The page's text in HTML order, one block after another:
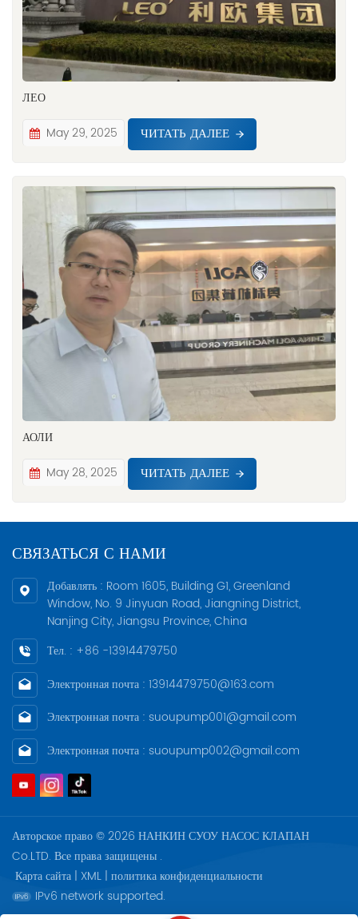
ЛЕО
May 29, 2025 ЧИТАТЬ ДАЛЕЕ
АОЛИ
May 28, 2025 ЧИТАТЬ ДАЛЕЕ
СВЯЗАТЬСЯ С НАМИ
Добавлять : Room 1605, Building G1, Greenland
Window, No. 9 Jinyuan Road, Jiangning District,
Nanjing City, Jiangsu Province, China
Тел. : +86 -13914479750
Электронная почта : 13914479750@163.com
Электронная почта : suoupump001@gmail.com
Электронная почта : suoupump002@gmail.com
Авторское право © 2026 НАНКИН СУОУ НАСОС КЛАПАН
Co.LTD. Все права защищены .
Карта сайта | XML | политика конфиденциальности
IPv6 network supported.